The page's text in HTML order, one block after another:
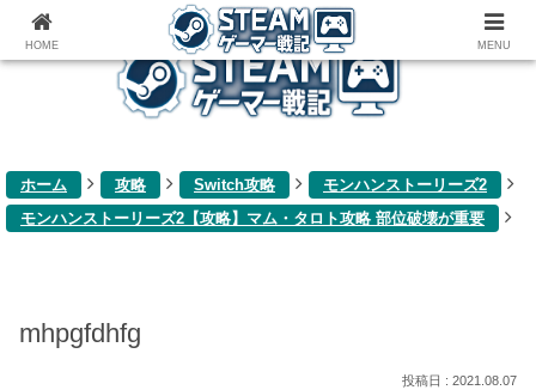
ゲーム関連雑記ブログ
ホーム 攻略 Switch攻略
モンハンストーリーズ2
モンハンストーリーズ2【攻略】マム・タロト攻略 部位破壊が重要
mhpgfdhfg
2021.08.07
HOME MENU